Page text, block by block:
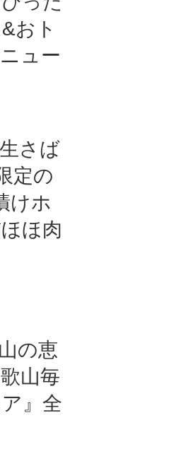
おト
ュー
さば
定の
けホ
ほ肉
の恵
山毎
』全